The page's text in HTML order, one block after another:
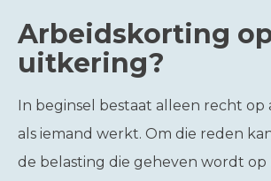
Arbeidskorting
uitkering?
In beginsel bestaat alleen recht op
als iemand werkt. Om die reden
de belasting die geheven wordt